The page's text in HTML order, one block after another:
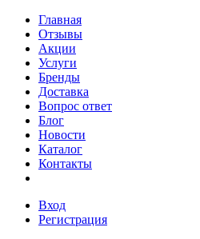
Главная
Отзывы
Акции
Услуги
Бренды
Доставка
Вопрос ответ
Блог
Новости
Каталог
Контакты
Вход
Регистрация